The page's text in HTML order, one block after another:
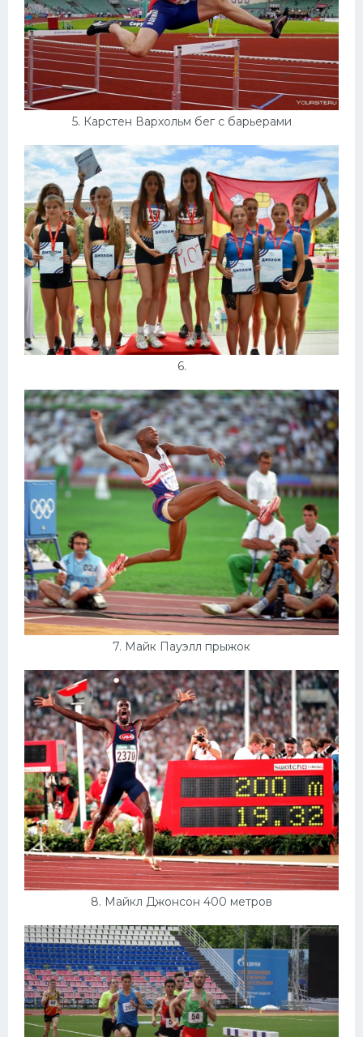
5. Карстен Вархольм бег с барьерами
6.
7. Майк Пауэлл прыжок
8. Майкл Джонсон 400 метров